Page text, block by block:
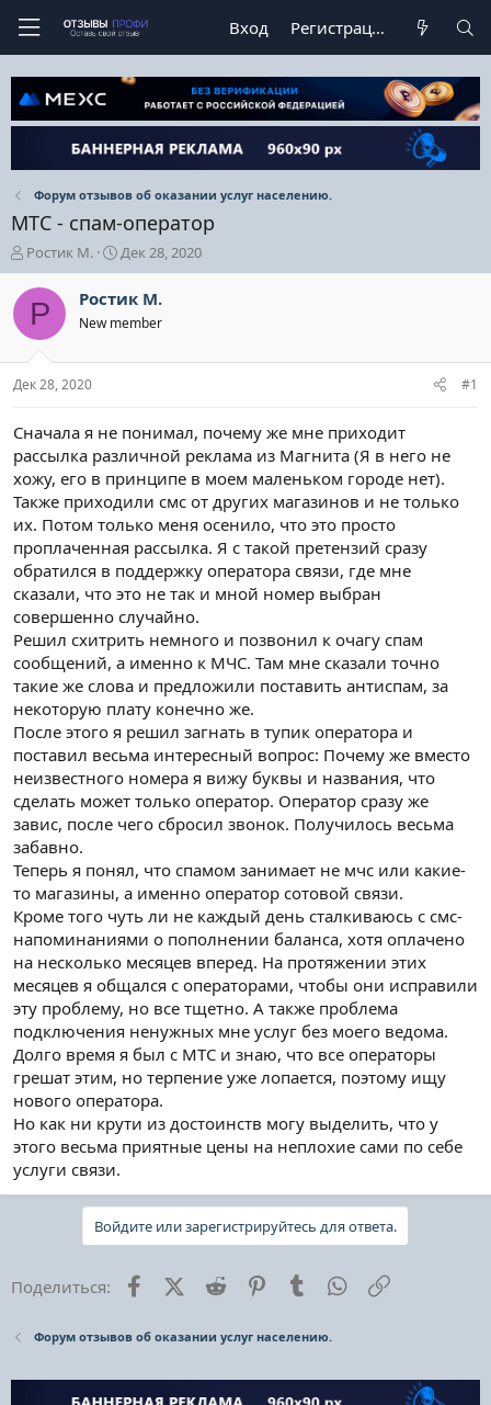
Вход Регистрация
Форум отзывов об оказании услуг населению.
МТС - спам-оператор
А
в
т
р
е
м
Ростик М.
Д
а
а
н
ч
а
Дек 28, 2020
Р Ростик М.
New member
Дек 28, 2020 #1
Сначала я не понимал, почему же мне приходит
рассылка различной реклама из Магнита (Я в него не
хожу, его в принципе в моем маленьком городе нет).
Также приходили смс от других магазинов и не только
их. Потом только меня осенило, что это просто
проплаченная рассылка. Я с такой претензий сразу
обратился в поддержку оператора связи, где мне
сказали, что это не так и мной номер выбран
совершенно случайно.
Решил схитрить немного и позвонил к очагу спам
сообщений, а именно к МЧС. Там мне сказали точно
такие же слова и предложили поставить антиспам, за
некоторую плату конечно же.
После этого я решил загнать в тупик оператора и
поставил весьма интересный вопрос: Почему же вместо
неизвестного номера я вижу буквы и названия, что
сделать может только оператор. Оператор сразу же
завис, после чего сбросил звонок. Получилось весьма
забавно.
Теперь я понял, что спамом занимает не мчс или какие-
то магазины, а именно оператор сотовой связи.
Кроме того чуть ли не каждый день сталкиваюсь с смс-
напоминаниями о пополнении баланса, хотя оплачено
на несколько месяцев вперед. На протяжении этих
месяцев я общался с операторами, чтобы они исправили
эту проблему, но все тщетно. А также проблема
подключения ненужных мне услуг без моего ведома.
Долго время я был с МТС и знаю, что все операторы
грешат этим, но терпение уже лопается, поэтому ищу
нового оператора.
Но как ни крути из достоинств могу выделить, что у
этого весьма приятные цены на неплохие сами по себе
услуги связи.
Войдите или зарегистрируйтесь для ответа.
Поделиться: FacebookX (Twitter)
Reddit PinterestTumblr WhatsApp
Форум отзывов об оказании услуг населению.